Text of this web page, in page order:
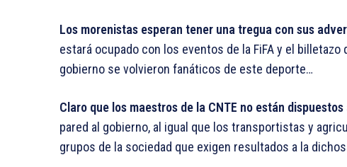
Los morenistas esperan tener una tregua con sus
estará ocupado con los eventos de la FiFA y el billetazo
gobierno se volvieron fanáticos de este deporte…
Claro que los maestros de la CNTE no están
pared al gobierno, al igual que los transportistas y
grupos de la sociedad que exigen resultados a la